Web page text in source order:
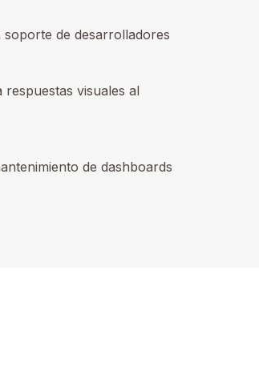
de desarrolladores
visuales al
de dashboards